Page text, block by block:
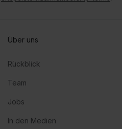
Über uns
Rückblick
Team
Jobs
In den Medien